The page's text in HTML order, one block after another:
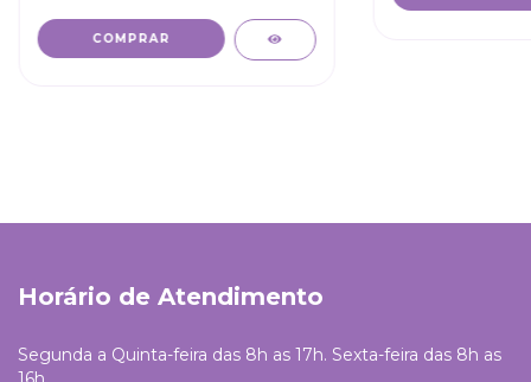
Horário de Atendimento
Segunda a Quinta-feira das 8h as 17h. Sexta-feira das 8h as